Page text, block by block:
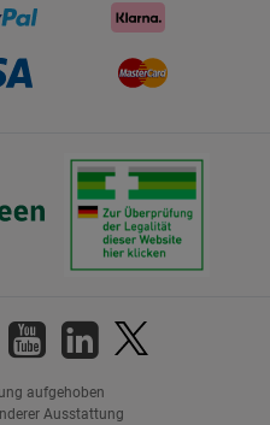
aufgehoben
Ausstattung